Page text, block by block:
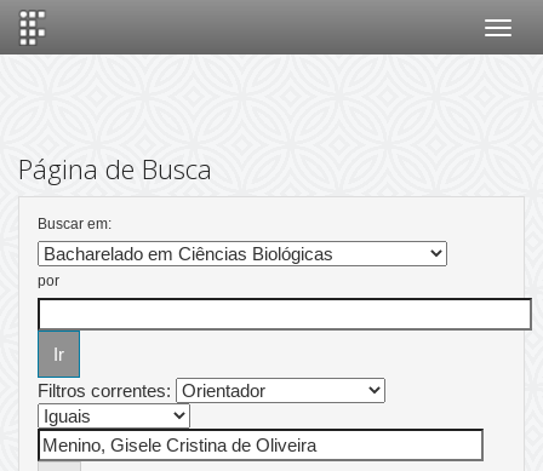
Página de Busca
Buscar em:
por
Filtros correntes: